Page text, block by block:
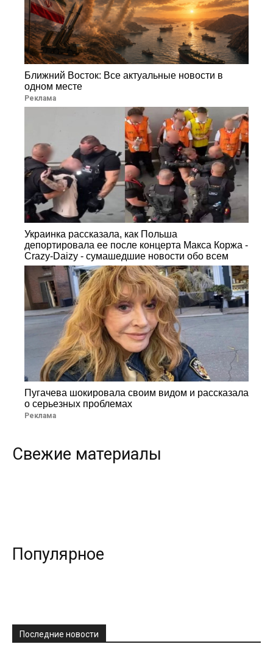
Ближний Восток: Все актуальные новости в
одном месте
Реклама
Украинка рассказала, как Польша
депортировала ее после концерта Макса Коржа -
Crazy-Daizy - сумашедшие новости обо всем
Пугачева шокировала своим видом и рассказала
о серьезных проблемах
Реклама
Свежие материалы
Популярное
Последние новости